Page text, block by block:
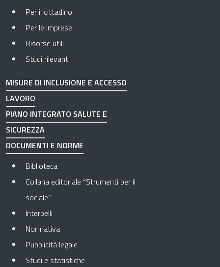
Per il cittadino
Per le imprese
Risorse utili
Studi rilevanti
MISURE DI INCLUSIONE E ACCESSO
LAVORO
PIANO INTEGRATO SALUTE E
SICUREZZA
DOCUMENTI E NORME
Biblioteca
Collana editoriale “Strumenti per il
sociale”
Interpelli
Normativa
Pubblicità legale
Studi e statistiche